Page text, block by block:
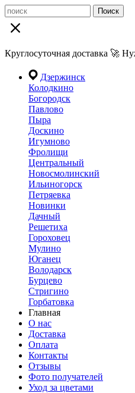
Поиск
Круглосуточная доставка 🚀
Дзержинск
Колодкино
Богородск
Павлово
Пыра
Доскино
Игумново
Фролищи
Центральный
Новосмолинский
Ильиногорск
Петряевка
Новинки
Дачный
Решетиха
Гороховец
Мулино
Юганец
Володарск
Бурцево
Стригино
Горбатовка
Главная
О нас
Доставка
Оплата
Контакты
Отзывы
Фото получателей
Уход за цветами